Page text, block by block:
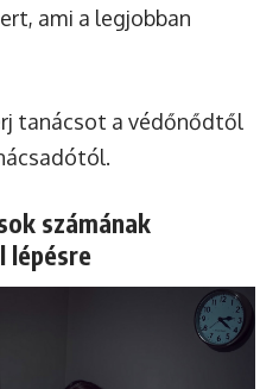
ami a legjobban
tanácsot a védőnődtől
számának
lépésre